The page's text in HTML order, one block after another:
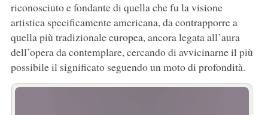
riconosciuto e fondante di quella che fu la visione
artistica specificamente americana, da contrapporre a
quella più tradizionale europea, ancora legata all’aura
dell’opera da contemplare, cercando di avvicinarne il più
possibile il significato seguendo un moto di profondità.